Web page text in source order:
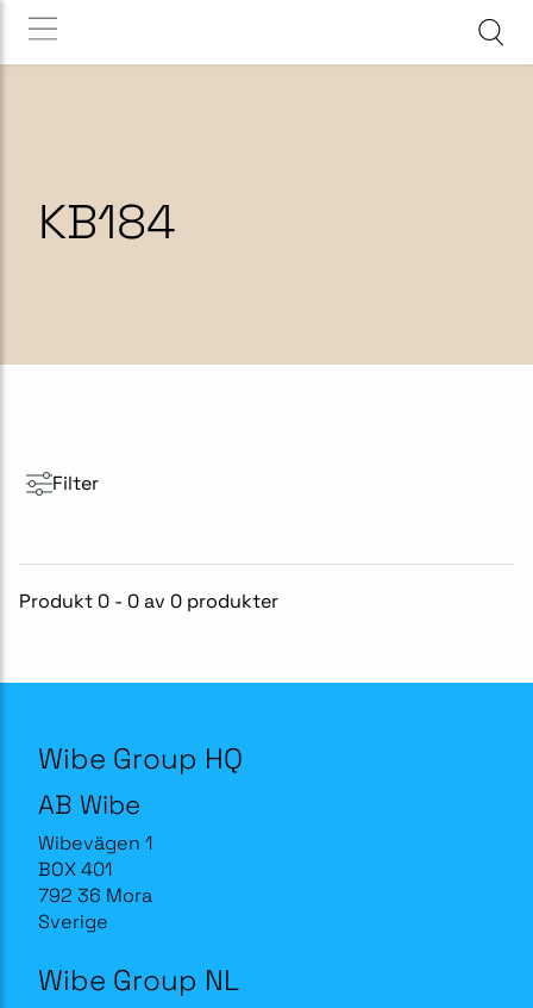
KB184
Filter
Produkt 0 - 0 av 0 produkter
Wibe Group HQ
AB Wibe
Wibevägen 1
BOX 401
792 36 Mora
Sverige
Wibe Group NL